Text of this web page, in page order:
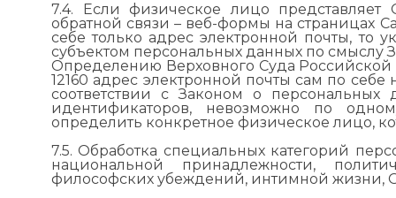
7.4. Если физическое лицо
обратной связи – веб-формы на страницах
себе только адрес электронной почты, то
субъектом персональных данных по смыслу
Определению Верховного Суда
12160 адрес электронной почты сам по
соответствии с Законом о
идентификаторов, невозможно по
определить конкретное физическое лицо,
7.5. Обработка специальных категорий
национальной принадлежности,
философских убеждений, интимной жизни,